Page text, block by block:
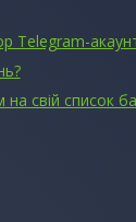
Telegram-
на свій список